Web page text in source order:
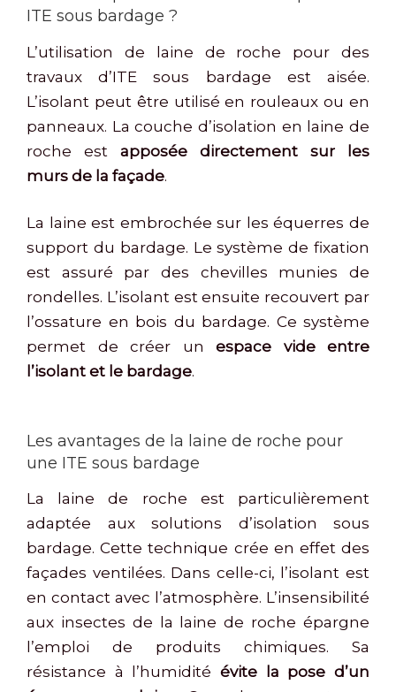
ITE sous bardage ?
L’utilisation de laine de roche pour des
travaux d’ITE sous bardage est aisée.
L’isolant peut être utilisé en rouleaux ou en
panneaux. La couche d’isolation en laine de
roche est apposée directement sur les
murs de la façade.
La laine est embrochée sur les équerres de
support du bardage. Le système de fixation
est assuré par des chevilles munies de
rondelles. L’isolant est ensuite recouvert par
l’ossature en bois du bardage. Ce système
permet de créer un espace vide entre
l’isolant et le bardage.
Les avantages de la laine de roche pour
une ITE sous bardage
La laine de roche est particulièrement
adaptée aux solutions d’isolation sous
bardage. Cette technique crée en effet des
façades ventilées. Dans celle-ci, l’isolant est
en contact avec l’atmosphère. L’insensibilité
aux insectes de la laine de roche épargne
l’emploi de produits chimiques. Sa
résistance à l’humidité évite la pose d’un